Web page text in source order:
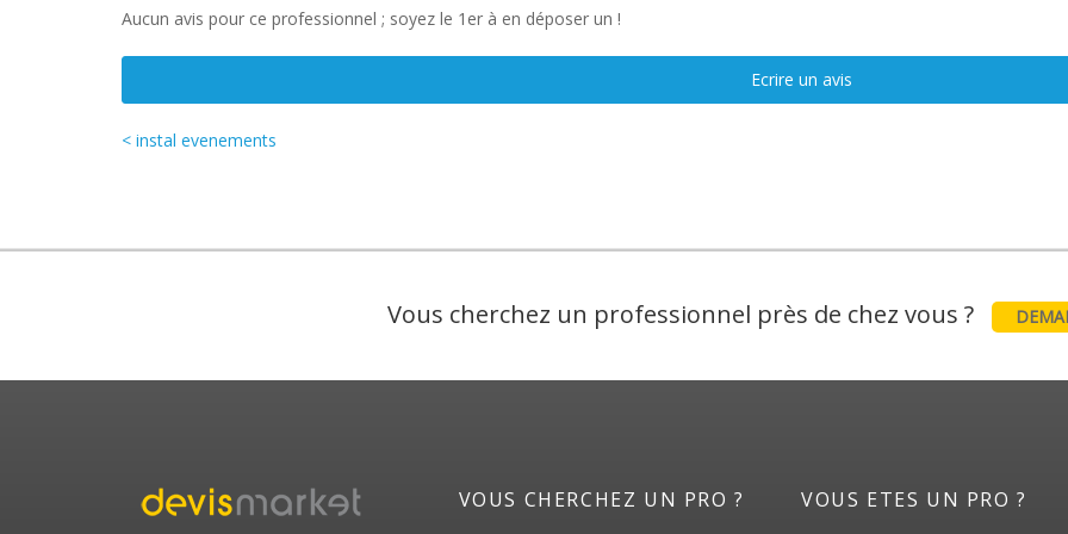
Aucun avis pour ce professionnel ; soyez le 1er à en déposer un !
Ecrire un avis
< instal evenements
Vous cherchez un professionnel près de chez vous ?
VOUS CHERCHEZ UN PRO ? VOUS ETES UN PRO ?